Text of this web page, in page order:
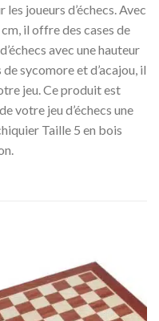
joueurs d’échecs. Avec
il offre des cases de
avec une hauteur
sycomore et d’acajou, il
jeu. Ce produit est
votre jeu d’échecs une
Taille 5 en bois